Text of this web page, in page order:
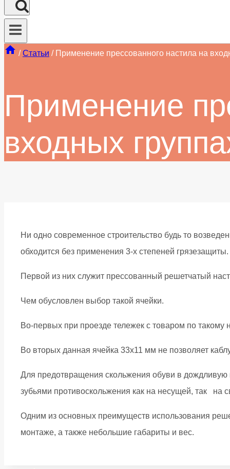
/ Статьи / Применение прессованного настила на
Применение
входных
Ни одно современное строительство будь то
обходится без применения 3-х степеней грязезащиты.
Первой из них служит прессованный решетчатый
Чем обусловлен выбор такой ячейки.
Во-первых при проезде тележек с товаром по такому
Во вторых данная ячейка 33х11 мм не позволяет
Для предотвращения скольжения обуви в дождливую
зубьями противоскольжения как на несущей, так на
Одним из основных преимуществ использования
монтаже, а также небольшие габариты и вес.